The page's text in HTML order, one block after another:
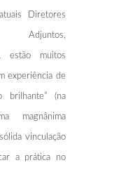
Diretores
Adjuntos,
estão muitos
experiência de
brilhante” (na
magnânima
vinculação
a prática no